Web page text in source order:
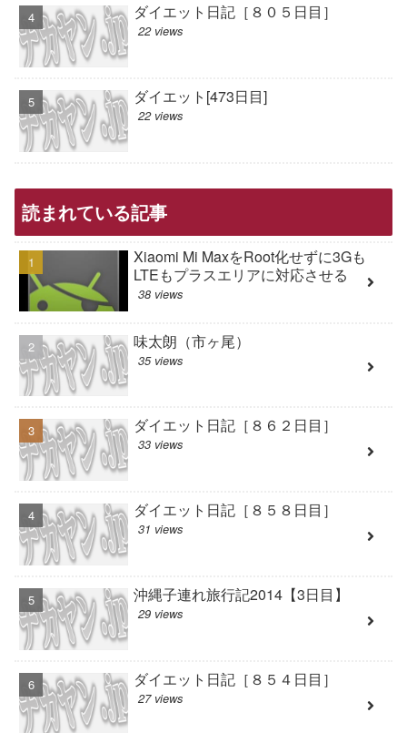
ダイエット日記［８０５日目］
22 views
ダイエット[473日目]
22 views
読まれている記事
Xiaomi Mi MaxをRoot化せずに3Gも
LTEもプラスエリアに対応させる
38 views
味太朗（市ヶ尾）
35 views
ダイエット日記［８６２日目］
33 views
ダイエット日記［８５８日目］
31 views
沖縄子連れ旅行記2014【3日目】
29 views
ダイエット日記［８５４日目］
27 views